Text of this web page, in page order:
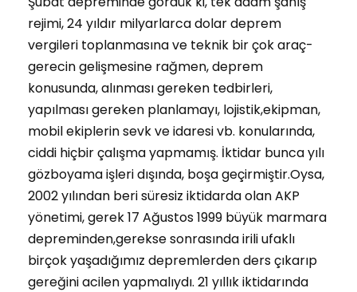
rejimi, 24 yıldır milyarlarca dolar deprem
vergileri toplanmasına ve teknik bir çok araç-
gerecin gelişmesine rağmen, deprem
konusunda, alınması gereken tedbirleri,
yapılması gereken planlamayı, lojistik,ekipman,
mobil ekiplerin sevk ve idaresi vb. konularında,
ciddi hiçbir çalışma yapmamış. İktidar bunca yılı
gözboyama işleri dışında, boşa geçirmiştir.Oysa,
2002 yılından beri süresiz iktidarda olan AKP
yönetimi, gerek 17 Ağustos 1999 büyük marmara
depreminden,gerekse sonrasında irili ufaklı
birçok yaşadığımız depremlerden ders çıkarıp
gereğini acilen yapmalıydı. 21 yıllık iktidarında